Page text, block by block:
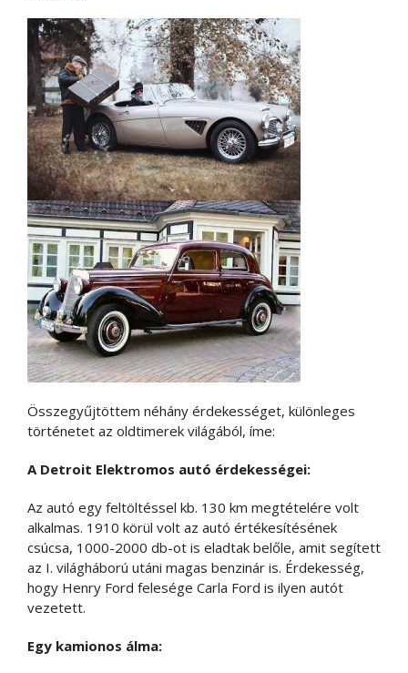
Összegyűjtöttem néhány érdekességet, különleges
történetet az oldtimerek világából, íme:
A Detroit Elektromos autó érdekességei:
Az autó egy feltöltéssel kb. 130 km megtételére volt
alkalmas. 1910 körül volt az autó értékesítésének
csúcsa, 1000-2000 db-ot is eladtak belőle, amit segített
az I. világháború utáni magas benzinár is. Érdekesség,
hogy Henry Ford felesége Carla Ford is ilyen autót
vezetett.
Egy kamionos álma: